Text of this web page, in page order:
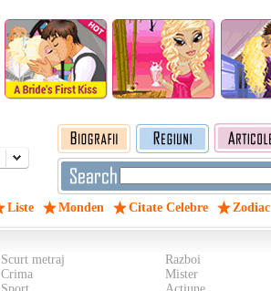
Liste Monden Citate Celebre Zodiac
Scurt metraj Razboi
Crima Mister